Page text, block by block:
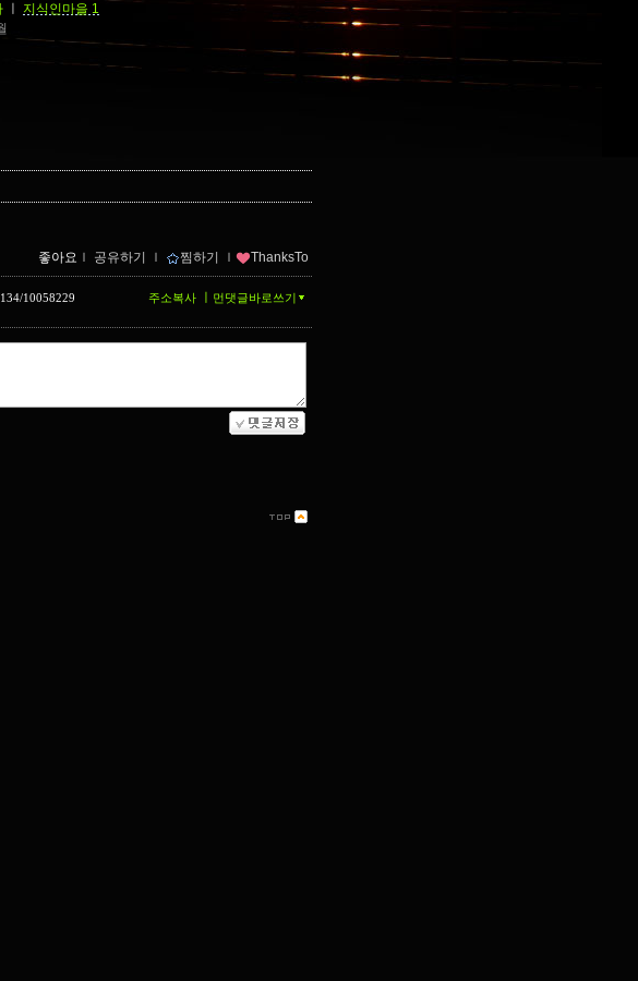
지식인마을 1
좋아요 ｌ 공유하기 ｌ 찜하기 ｌ ThanksTo
10058229 먼댓글바로쓰기
주소복사